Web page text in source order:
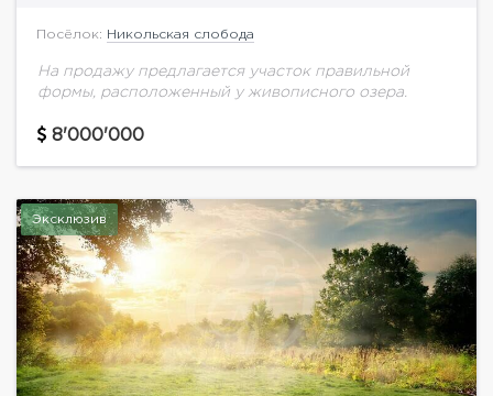
Посёлок: Никольская слобода
На продажу предлагается участок правильной
формы, расположенный у живописного озера.
8'000'000
Эксклюзив